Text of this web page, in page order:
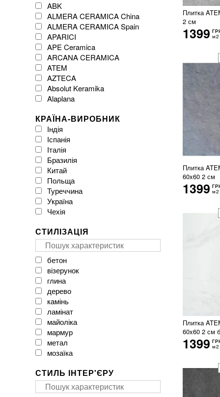
Плитка
2 см
1399 м2
Плитка
60x60 2 см
1399 м2
Плитка
60x60 2 см
1399 м2
ABK
ALMERA CERAMICA China
ALMERA CERAMICA Spain
APARICI
APE Ceramica
ARCANA CERAMICA
ATEM
AZTECA
Absolut Keramika
Alaplana
Arklam
Atlas Concorde
Atrium
Azulejos Benadresa
BESTILE
Baldocer
CAESAR
CASA CERAMICA
CERACASA CERAMICA
CERAMA MARKET
CERAMICHE BRENNERO
CasaInfinita
Ceramica Santa Claus
Ceramika Color
Ceramika Gres
Ceramika Konskie
Cerpa
Cerrad
Cersanit
Cicogres
Click Ceramica
Cristal Ceramica
Dual Gres
EXAGRES
Ecoceramic
КРАЇНА-ВИРОБНИК
Індія
Іспанія
Італія
Бразилія
Китай
Польща
Туреччина
Україна
Чехія
СТИЛІЗАЦІЯ
бетон
візерунок
глина
дерево
камінь
ламінат
майоліка
мармур
метал
мозаїка
онікс
паркет
печворк
СТИЛЬ ІНТЕР'ЄРУ